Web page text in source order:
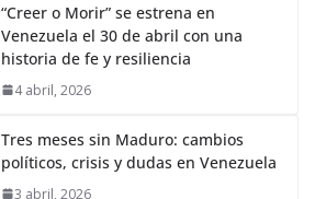
“Creer o Morir” se estrena en
Venezuela el 30 de abril con una
historia de fe y resiliencia
4 abril, 2026
Tres meses sin Maduro: cambios
políticos, crisis y dudas en Venezuela
3 abril, 2026